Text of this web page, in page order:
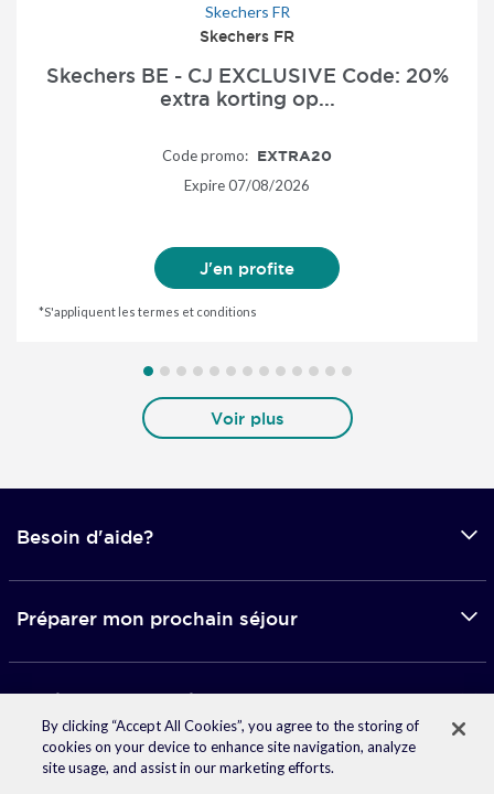
Skechers FR
Skechers BE - CJ EXCLUSIVE Code: 20%
extra korting op...
Code promo: EXTRA20
Expire 07/08/2026
*S'appliquent les termes et conditions
J'en profite
Voir plus
Besoin d'aide?
Préparer mon prochain séjour
By clicking “Accept All Cookies”, you agree to the storing of
cookies on your device to enhance site navigation, analyze
site usage, and assist in our marketing efforts.